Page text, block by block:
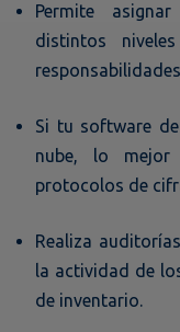
Permite
distintos
Si tu software
nube, lo
protocolos de
Realiza
la actividad de
de inventario.